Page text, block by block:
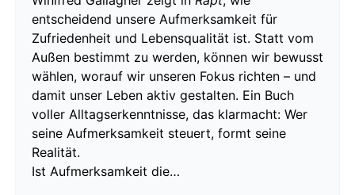
entscheidend unsere Aufmerksamkeit für
Zufriedenheit und Lebensqualität ist. Statt vom
Außen bestimmt zu werden, können wir bewusst
wählen, worauf wir unseren Fokus richten – und
damit unser Leben aktiv gestalten. Ein Buch
voller Alltagserkenntnisse, das klarmacht: Wer
seine Aufmerksamkeit steuert, formt seine
Realität.
Ist Aufmerksamkeit die…